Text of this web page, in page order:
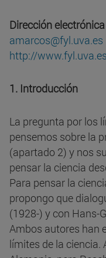
Dirección
amarcos@fyl.uva.es
http://
1. Introducción
La pregunta por los
pensemos sobre la
(apartado 2) y nos
pensar la ciencia
Para pensar la
propongo que
(1928-) y con Hans-
Ambos autores han
límites de la ciencia.